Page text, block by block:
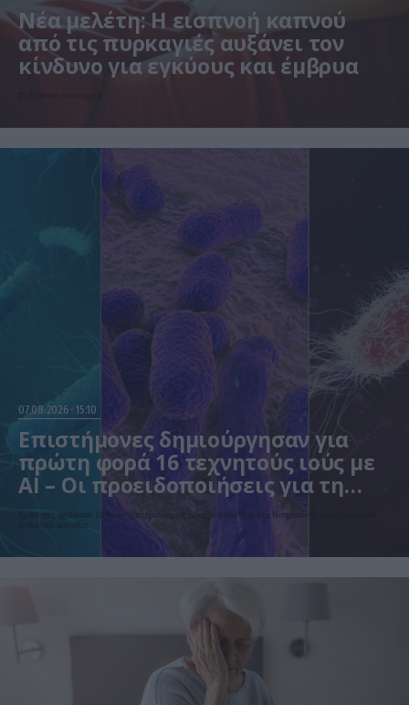
Νέα μελέτη: Η εισπνοή καπνού
από τις πυρκαγιές αυξάνει τον
κίνδυνο για εγκύους και έμβρυα
07.08.2026 15:10
Επιστήμονες δημιούργησαν για
πρώτη φορά 16 τεχνητούς ιούς με
AI – Οι προειδοποιήσεις για τη
βιοασφάλεια
Ερευνητές σχεδίασαν 16 νέους βακτηριοφάγους με τη βοήθεια Τεχνητής Νοημοσύνης που εξοντώνουν
ανθεκτικά μικρόβια